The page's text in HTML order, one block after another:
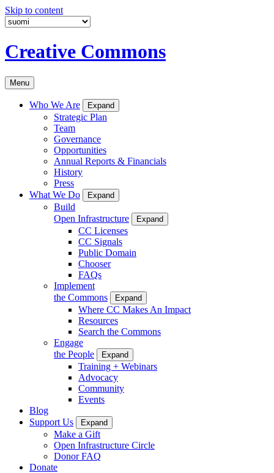
Skip to content
Creative Commons
Menu
Who We Are Expand
Strategic Plan
Team
Governance
Opportunities
Annual Reports & Financials
History
Press
What We Do
Expand
Build
Open Infrastructure
Expand
CC Licenses
CC Signals
Public Domain
Chooser
FAQs
Implement
the Commons
Expand
Where CC Makes An Impact
Resources
Search the Commons
Engage
the People
Expand
Training + Webinars
Advocacy
Community
Events
Blog
Support Us
Expand
Make a Gift
Open Infrastructure Circle
Donor FAQ
Donate